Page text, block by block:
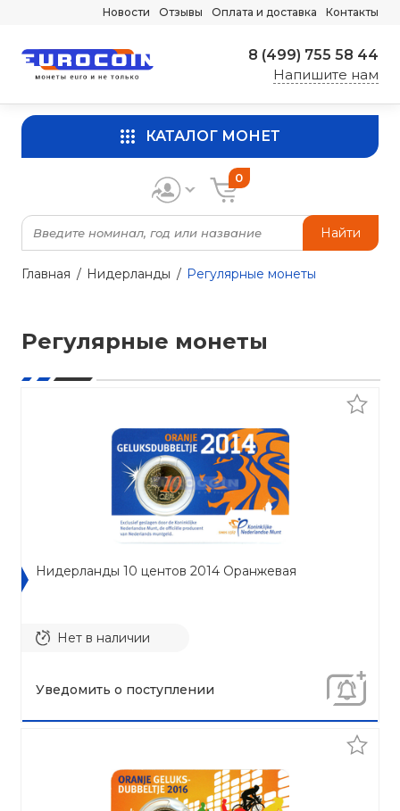
Новости Отзывы Оплата и доставка Контакты
8 (499) 755 58 44
Напишите нам
КАТАЛОГ МОНЕТ
Найти
0
Главная Нидерланды Регулярные монеты
Регулярные монеты
Нидерланды 10 центов 2014 Оранжевая
Нет в наличии
Уведомить о поступлении